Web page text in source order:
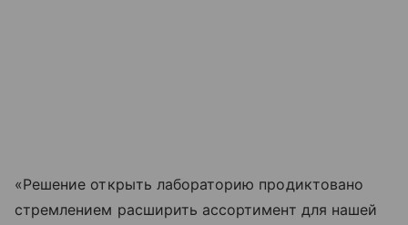
«Решение открыть лабораторию продиктовано
стремлением расширить ассортимент для нашей